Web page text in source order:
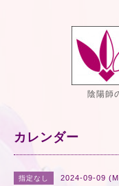
陰陽師
カレンダー
指定なし 2024-09-09